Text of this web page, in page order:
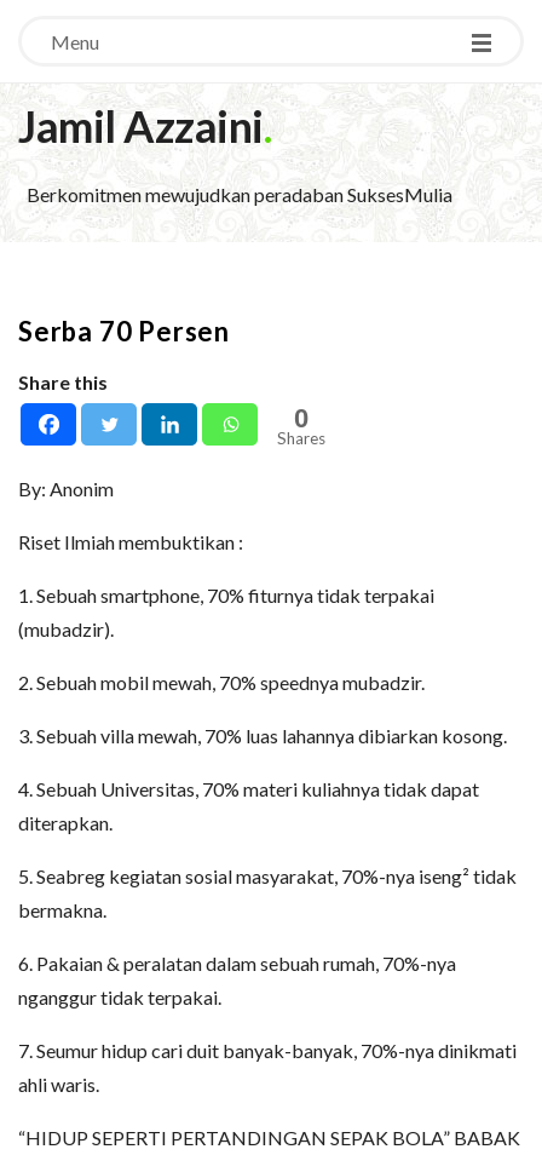
Menu
Jamil Azzaini.
Berkomitmen mewujudkan peradaban SuksesMulia
Serba 70 Persen
Share this
0
Shares
By: Anonim
Riset Ilmiah membuktikan :
1. Sebuah smartphone, 70% fiturnya tidak terpakai
(mubadzir).
2. Sebuah mobil mewah, 70% speednya mubadzir.
3. Sebuah villa mewah, 70% luas lahannya dibiarkan kosong.
4. Sebuah Universitas, 70% materi kuliahnya tidak dapat
diterapkan.
5. Seabreg kegiatan sosial masyarakat, 70%-nya iseng² tidak
bermakna.
6. Pakaian & peralatan dalam sebuah rumah, 70%-nya
nganggur tidak terpakai.
7. Seumur hidup cari duit banyak-banyak, 70%-nya dinikmati
ahli waris.
“HIDUP SEPERTI PERTANDINGAN SEPAK BOLA” BABAK